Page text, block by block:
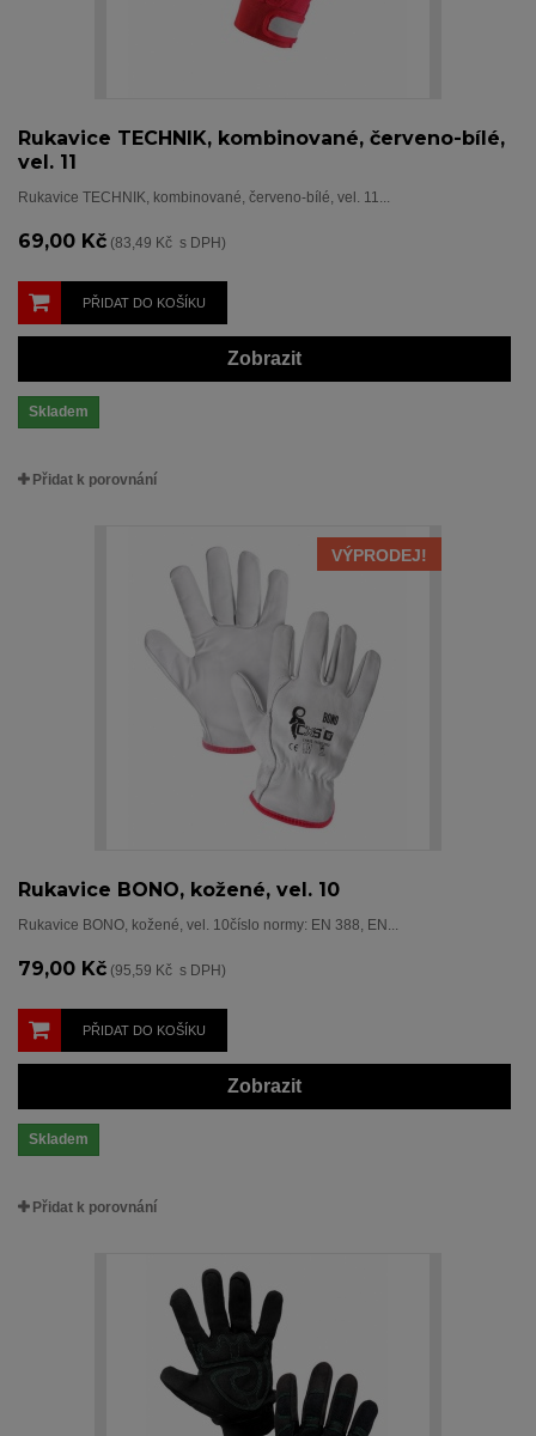
Rukavice TECHNIK, kombinované, červeno-bílé,
vel. 11
Rukavice TECHNIK, kombinované, červeno-bílé, vel. 11...
69,00 Kč (83,49 Kč s DPH)
PŘIDAT DO KOŠÍKU
Zobrazit
Skladem
Přidat k porovnání
VÝPRODEJ!
Rukavice BONO, kožené, vel. 10
Rukavice BONO, kožené, vel. 10číslo normy: EN 388, EN...
79,00 Kč (95,59 Kč s DPH)
PŘIDAT DO KOŠÍKU
Zobrazit
Skladem
Přidat k porovnání